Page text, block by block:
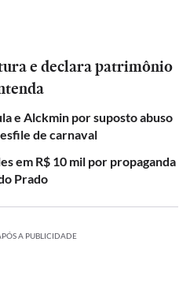
e declara patrimônio
e Alckmin por suposto abuso
de carnaval
em R$ 10 mil por propaganda
Prado
A PUBLICIDADE